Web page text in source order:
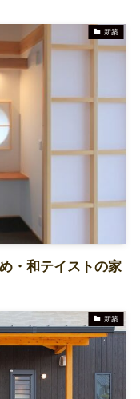
新築
・和テイストの家
新築